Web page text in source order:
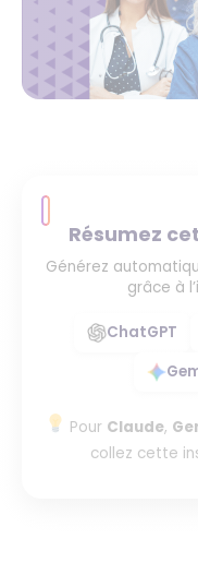
Résumez
Générez
grâce à
ChatGPT
Pour Claude,
collez cette